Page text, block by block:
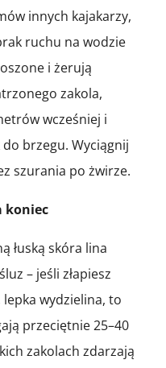
innych kajakarzy,
ruchu na wodzie
i żerują
zakola,
wcześniej i
brzegu. Wyciągnij
szurania po żwirze.
koniec
łuską skóra lina
– jeśli złapiesz
lepka wydzielina, to
przeciętnie 25–40
zakolach zdarzają